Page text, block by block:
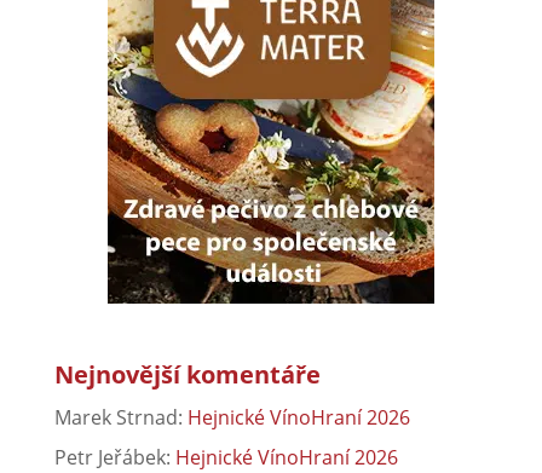
Nejnovější komentáře
Marek Strnad: Hejnické VínoHraní 2026
Petr Jeřábek: Hejnické VínoHraní 2026